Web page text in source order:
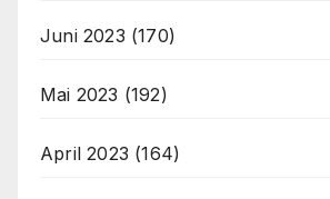
Juni 2023 (170)
Mai 2023 (192)
April 2023 (164)